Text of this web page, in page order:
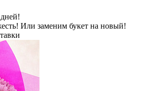
Или заменим букет на новый!